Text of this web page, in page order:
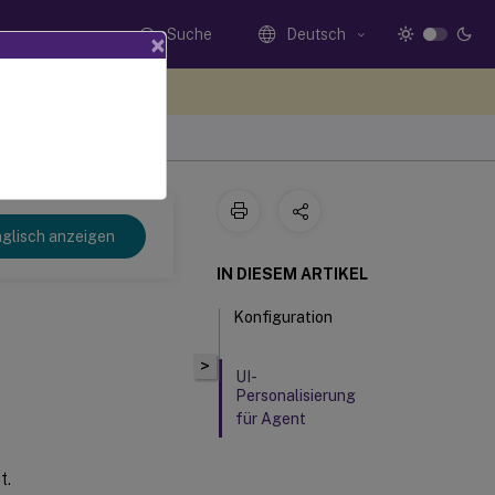
Suche Deutsch
anzeigen
>
IN DIESEM ARTIKEL
Konfiguration
UI-
Personalisierung
für Agent
×